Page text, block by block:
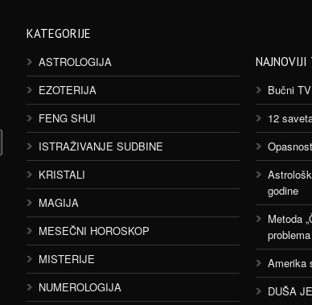
KATEGORIJE
ASTROLOGIJA
EZOTERIJA
FENG SHUI
ISTRAŽIVANJE SUDBINE
KRISTALI
MAGIJA
MESEČNI HOROSKOP
MISTERIJE
NUMEROLOGIJA
Bučni
12
godine
Metoda
Amerika
DUŠA